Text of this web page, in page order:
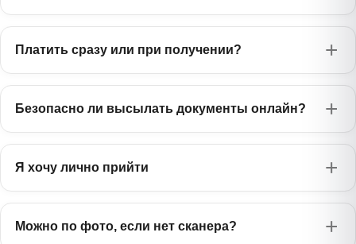
Платить сразу или при получении?
Безопасно ли высылать документы онлайн?
Я хочу лично прийти
Можно по фото, если нет сканера?